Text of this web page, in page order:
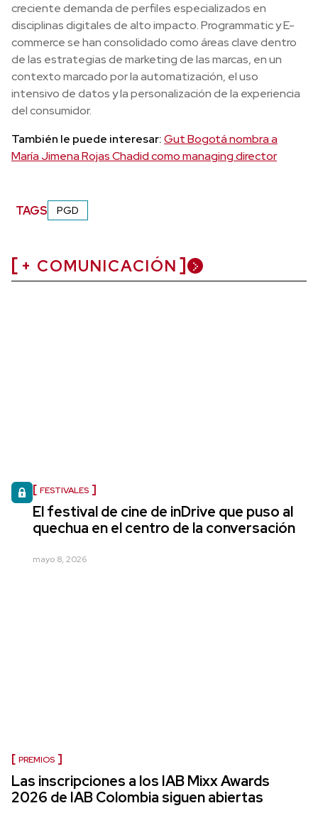
creciente demanda de perfiles especializados en
disciplinas digitales de alto impacto. Programmatic y E-
commerce se han consolidado como áreas clave dentro
de las estrategias de marketing de las marcas, en un
contexto marcado por la automatización, el uso
intensivo de datos y la personalización de la experiencia
del consumidor.
También le puede interesar:Gut Bogotá nombra a
María Jimena Rojas Chadid como managing director
TAGS PGD
+ COMUNICACIÓN
FESTIVALES
El festival de cine de inDrive que puso al
quechua en el centro de la conversación
mayo 8, 2026
PREMIOS
Las inscripciones a los IAB Mixx Awards
2026 de IAB Colombia siguen abiertas